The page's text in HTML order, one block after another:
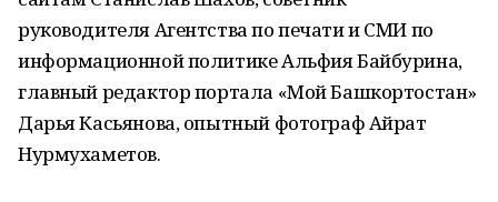
руководителя Агентства по печати и СМИ по
информационной политике Альфия Байбурина,
главный редактор портала «Мой Башкортостан»
Дарья Касьянова, опытный фотограф Айрат
Нурмухаметов.